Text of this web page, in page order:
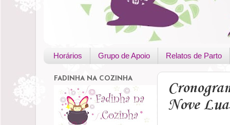
Horários Grupo de Apoio Relatos de Parto
Nove
FADINHA NA COZINHA